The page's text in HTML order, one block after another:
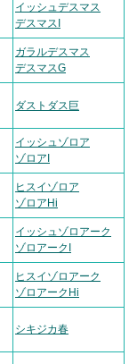
イッシュデスマス
デスマスI
ガラルデスマス
デスマスG
ダストダス巨
イッシュゾロア
ゾロアI
ヒスイゾロア
ゾロアHi
イッシュゾロアーク
ゾロアークI
ヒスイゾロアーク
ゾロアークHi
シキジカ春